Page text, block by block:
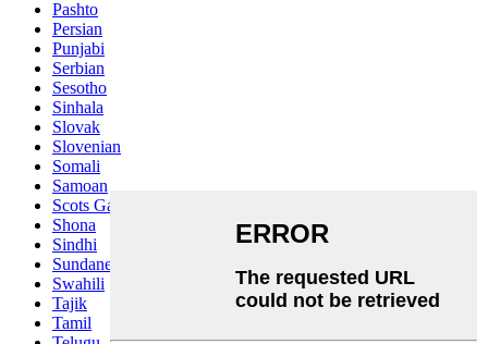
Pashto
Persian
Punjabi
Serbian
Sesotho
Sinhala
Slovak
Slovenian
Somali
Samoan
Scots Gaelic
Shona
Sindhi
Sundanese
Swahili
Tajik
Tamil